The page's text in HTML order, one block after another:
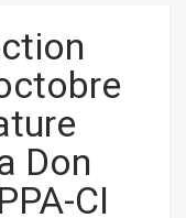
Don
CI